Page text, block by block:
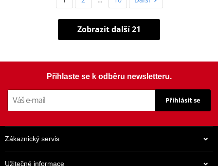
Zobrazit další 21
Přihlaste se k odběru newsletteru.
Přihlásit se
Zákaznický servis
Užitečné informace